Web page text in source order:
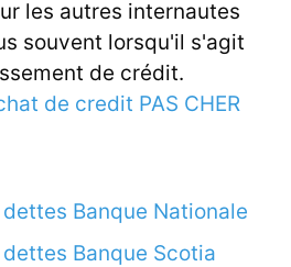
les autres internautes
souvent lorsqu'il s'agit
de crédit.
de credit PAS CHER
Banque Nationale
Banque Scotia